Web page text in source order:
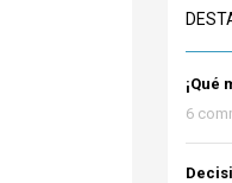
¡Qué
6